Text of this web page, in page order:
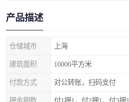
产品描述
仓储城市 上海
建筑面积 10000平方米
付款方式 对公转账，扫码支付